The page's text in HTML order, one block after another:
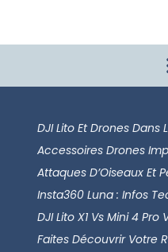
DJI Lito Et Drones Dans
Accessoires Drones
Attaques D’Oiseaux Et
Insta360 Luna : Infos
DJI Lito X1 Vs Mini 4 Pro
Faites Découvrir Votre